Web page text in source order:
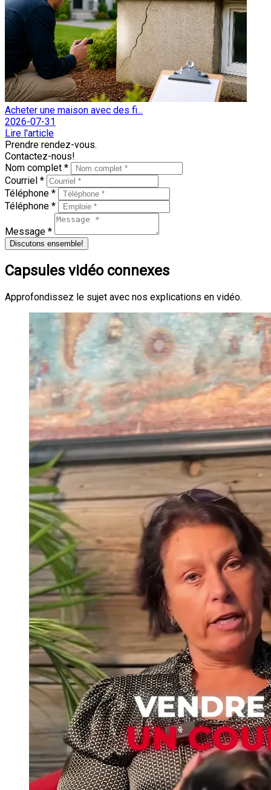
Acheter une maison avec des fi...
2026-07-31
Lire l'article
Prendre rendez-vous.
Contactez-nous!
Nom complet *
Courriel *
Téléphone *
Téléphone *
Message *
Discutons ensemble!
Capsules vidéo connexes
Approfondissez le sujet avec nos explications en vidéo.